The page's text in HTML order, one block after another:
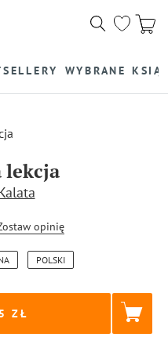
WYBRANE
lekcja
opinię
POLSKI